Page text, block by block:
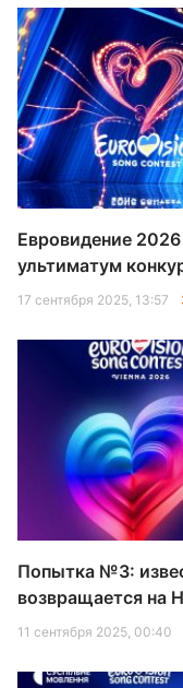
Евровидение
ультиматум
17 сентября 2025, 13:57
Попытка №3:
возвращается на
11 сентября 2025, 00:40